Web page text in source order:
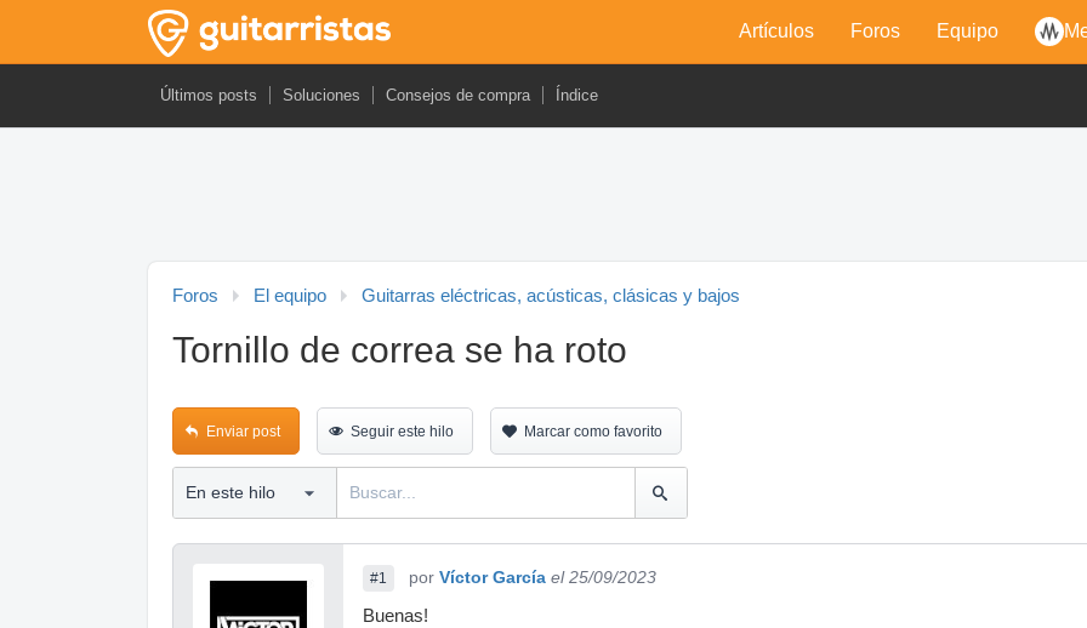
Artículos Foros Equipo
Últimos posts Soluciones Consejos de compra Índice
Foros El equipo Guitarras eléctricas, acústicas, clásicas y bajos
Tornillo de correa se ha roto
Enviar post Seguir este hilo Marcar como favorito
#1 por Víctor García el 25/09/2023
Buenas!